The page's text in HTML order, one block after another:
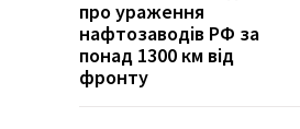
про ураження
нафтозаводів РФ за
понад 1300 км від
фронту